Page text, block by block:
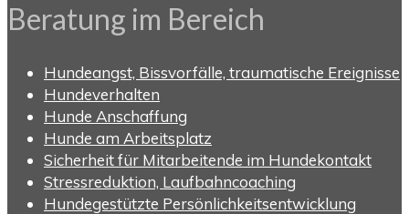
Beratung im Bereich
Hundeangst, Bissvorfälle, traumatische Ereignisse
Hundeverhalten
Hunde Anschaffung
Hunde am Arbeitsplatz
Sicherheit für Mitarbeitende im Hundekontakt
Stressreduktion, Laufbahncoaching
Hundegestützte Persönlichkeitsentwicklung